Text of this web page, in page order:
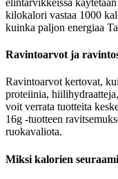
kilokalori vastaa 1000
kuinka paljon energiaa
Ravintoarvot ja
Ravintoarvot kertovat,
proteiinia,
voit verrata tuotteita
16g -tuotteen
ruokavaliota.
Miksi kalorien